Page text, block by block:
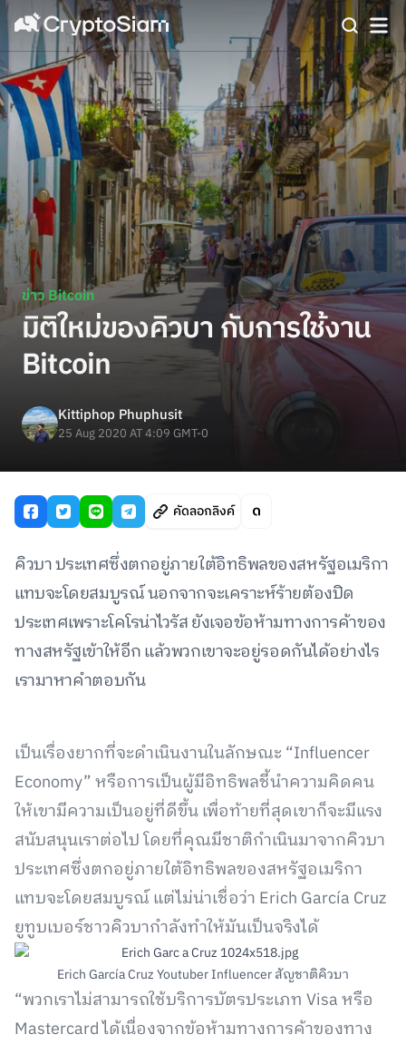
ข่าว Bitcoin
มิติใหม่ของคิวบา กับการใช้งาน
Bitcoin
Kittiphop Phuphusit
25 Aug 2020 AT 4:09 GMT-0
คัดลอกลิงค์
คิวบา ประเทศซึ่งตกอยู่ภายใต้อิทธิพลของสหรัฐอเมริกา
แทบจะโดยสมบูรณ์ นอกจากจะเคราะห์ร้ายต้องปิด
ประเทศเพราะโคโรน่าไวรัส ยังเจอข้อห้ามทางการค้าของ
ทางสหรัฐเข้าให้อีก แล้วพวกเขาจะอยู่รอดกันได้อย่างไร
เรามาหาคำตอบกัน
เป็นเรื่องยากที่จะดำเนินงานในลักษณะ “Influencer
Economy” หรือการเป็นผู้มีอิทธิพลชี้นำความคิดคน
ให้เขามีความเป็นอยู่ที่ดีขึ้น เพื่อท้ายที่สุดเขาก็จะมีแรง
สนับสนุนเราต่อไป โดยที่คุณมีชาติกำเนินมาจากคิวบา
ประเทศซึ่งตกอยู่ภายใต้อิทธิพลของสหรัฐอเมริกา
แทบจะโดยสมบูรณ์ แต่ไม่น่าเชื่อว่า Erich García Cruz
ยูทูบเบอร์ชาวคิวบากำลังทำให้มันเป็นจริงได้
Erich García Cruz Youtuber Influencer สัญชาติคิวบา
“พวกเราไม่สามารถใช้บริการบัตรประเภท Visa หรือ
Mastercard ได้เนื่องจากข้อห้ามทางการค้าของทาง